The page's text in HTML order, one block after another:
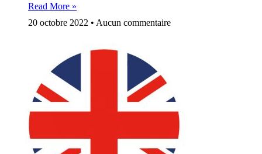
Read More »
20 octobre 2022
Aucun commentaire